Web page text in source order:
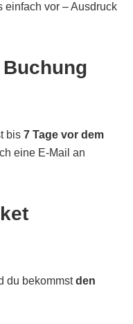
einfach vor – Ausdruck
Buchung
bis 7 Tage vor dem
eine E-Mail an
du bekommstden